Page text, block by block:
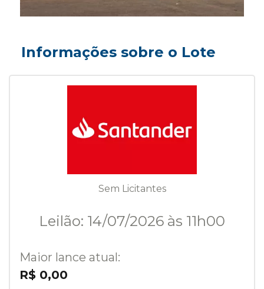
Informações sobre o Lote
Sem Licitantes
Leilão: 14/07/2026 às 11h00
Maior lance atual:
R$ 0,00